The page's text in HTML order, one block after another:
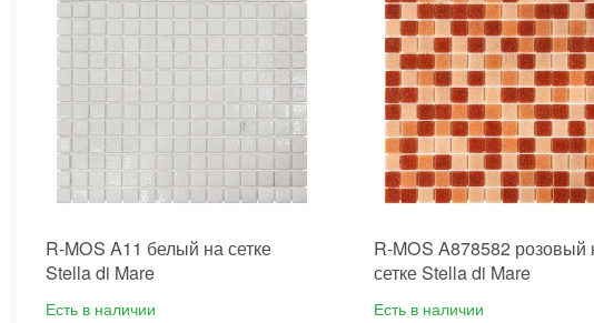
R-MOS A11 белый на сетке
Stella di Mare
Есть в наличии
R-MOS A878582 розовый
сетке Stella di Mare
Есть в наличии